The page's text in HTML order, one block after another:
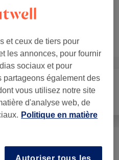
50 €
de prestations
Visage Massage
à partir de 40 €
et ceux de tiers pour
les annonces, pour fournir
sociaux et pour
partageons également des
vous utilisez notre site
d'analyse web, de
Politique en matière